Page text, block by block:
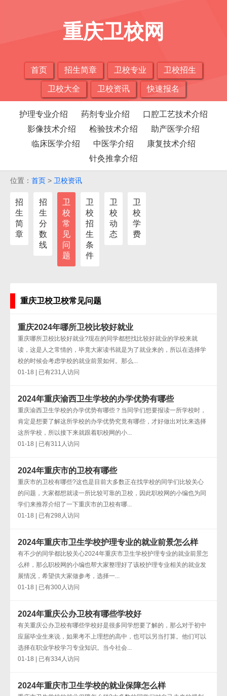
重庆卫校网
首页 招生简章 卫校专业 卫校招生
卫校大全 卫校资讯 快速报名
护理专业介绍 药剂专业介绍
口腔工艺技术介绍
影像技术介绍
检验技术介绍
助产医学介绍
临床医学介绍
中医学介绍
康复技术介绍
针灸推拿介绍
位置： 首页 > 卫校资讯
招
生
简
章
招
生
分
数
线
卫
校
常
见
问
题
卫
校
招
生
条
件
卫
校
动
态
卫
校
学
费
重庆卫校卫校常见问题
重庆2024年哪所卫校比较好就业
重庆哪所卫校比较好就业?现在的同学都想找比较好就业的学校来就
读，这是人之常情的，毕竟大家读书就是为了就业来的，所以在选择学
校的时候会考虑学校的就业前景如何。那么...
01-18 | 已有231人访问
2024年重庆渝西卫生学校的办学优势有哪些
重庆渝西卫生学校的办学优势有哪些？当同学们想要报读一所学校时，
肯定是想要了解这所学校的办学优势究竟有哪些，才好做出对比来选择
这所学校，所以接下来就跟着职校网的小...
01-18 | 已有311人访问
2024年重庆市的卫校有哪些
重庆市的卫校有哪些?这也是目前大多数正在找学校的同学们比较关心
的问题，大家都想就读一所比较可靠的卫校，因此职校网的小编也为同
学们来推荐介绍了一下重庆市的卫校有哪...
01-18 | 已有298人访问
2024年重庆市卫生学校护理专业的就业前景怎么样
有不少的同学都比较关心2024年重庆市卫生学校护理专业的就业前景怎
么样，那么职校网的小编也帮大家整理好了该校护理专业相关的就业发
展情况，希望供大家做参考，选择一...
01-18 | 已有300人访问
2024年重庆公办卫校有哪些学校好
有关重庆公办卫校有哪些学校好是很多同学想要了解的，那么对于初中
应届毕业生来说，如果考不上理想的高中，也可以另当打算。他们可以
选择在职业学校学习专业知识。当今社会...
01-18 | 已有334人访问
2024年重庆市卫生学校的就业保障怎么样